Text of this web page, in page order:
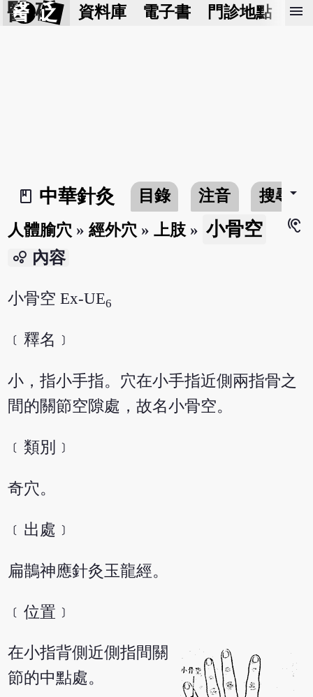
醫 砭 資料庫 電子書 門診地點 預
menu
book_2
中華針灸 目錄 注音 搜尋arrow_drop_down
人體腧穴 »經外穴 »上肢 » 小骨空
hearing
bubble_chart 內容
小骨空 Ex-UE6
﹝釋名﹞
小，指小手指。穴在小手指近側兩指骨之
間的關節空隙處，故名小骨空。
﹝類別﹞
奇穴。
﹝出處﹞
扁鵲神應針灸玉龍經。
﹝位置﹞
在小指背側近側指間關
節的中點處。